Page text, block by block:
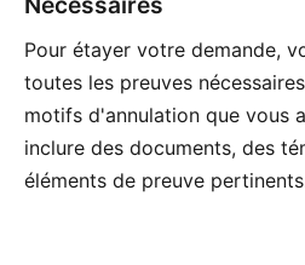
Pour étayer votre demande,
toutes les preuves
motifs d'annulation que vous
inclure des documents, des
éléments de preuve